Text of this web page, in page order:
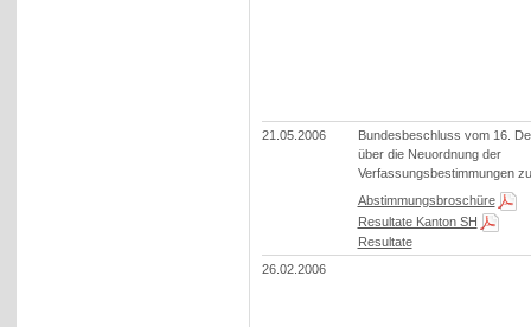
21.05.2006
Bundesbeschluss vom 16.
über die Neuordnung der
Verfassungsbestimmungen
Abstimmungsbroschüre
Resultate Kanton SH
Resultate
26.02.2006